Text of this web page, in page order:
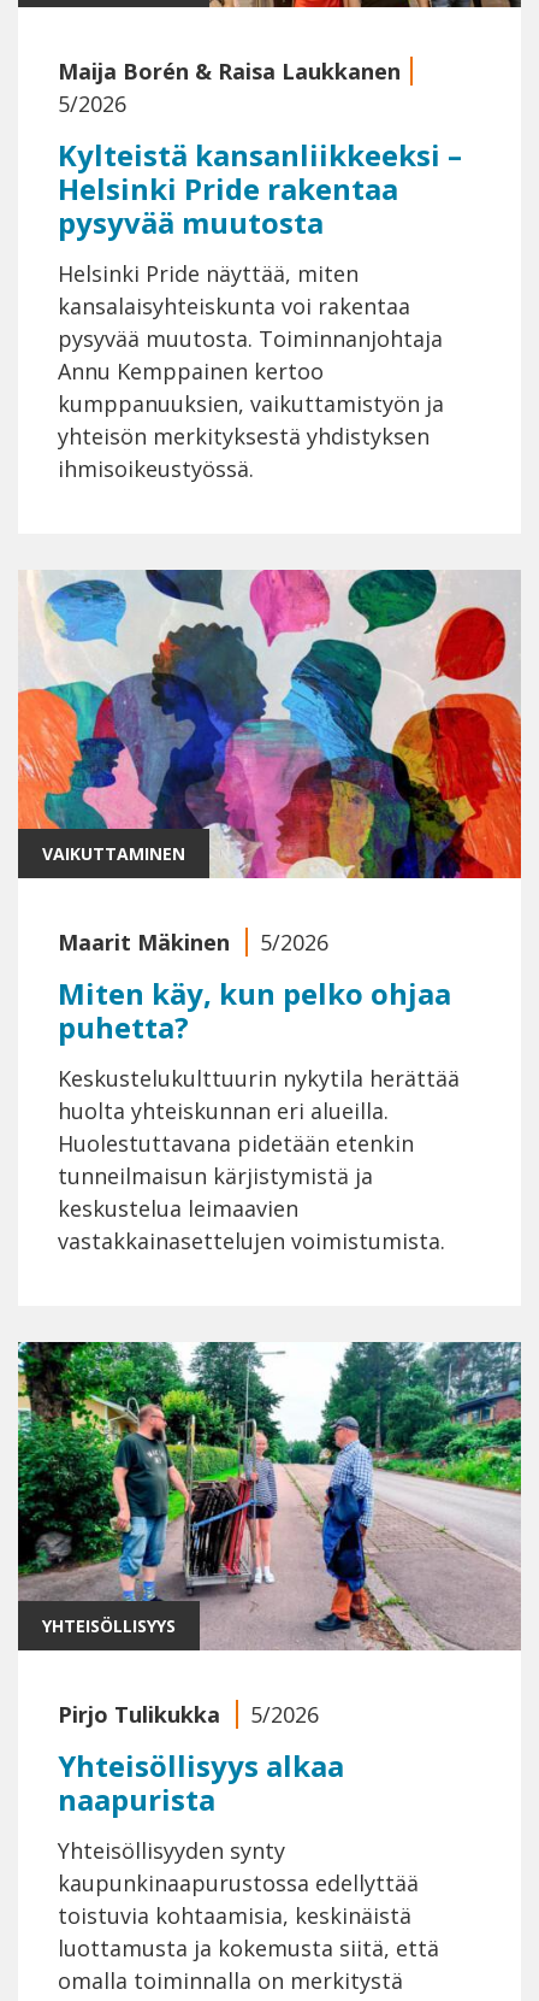
Maija Borén & Raisa Laukkanen
5/2026
Kylteistä kansanliikkeeksi –
Helsinki Pride rakentaa
pysyvää muutosta
Helsinki Pride näyttää, miten
kansalaisyhteiskunta voi rakentaa
pysyvää muutosta. Toiminnanjohtaja
Annu Kemppainen kertoo
kumppanuuksien, vaikuttamistyön ja
yhteisön merkityksestä yhdistyksen
ihmisoikeustyössä.
VAIKUTTAMINEN
Maarit Mäkinen 5/2026
Miten käy, kun pelko ohjaa
puhetta?
Keskustelukulttuurin nykytila herättää
huolta yhteiskunnan eri alueilla.
Huolestuttavana pidetään etenkin
tunneilmaisun kärjistymistä ja
keskustelua leimaavien
vastakkainasettelujen voimistumista.
YHTEISÖLLISYYS
Pirjo Tulikukka 5/2026
Yhteisöllisyys alkaa
naapurista
Yhteisöllisyyden synty
kaupunkinaapurustossa edellyttää
toistuvia kohtaamisia, keskinäistä
luottamusta ja kokemusta siitä, että
omalla toiminnalla on merkitystä